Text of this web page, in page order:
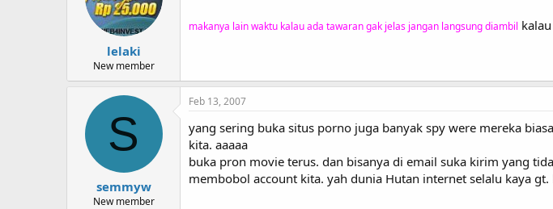
lelaki
New member
makanya lain waktu kalau ada tawaran gak jelas jangan langsung diambil
S
semmyw
New member
Feb 13, 2007
yang sering buka situs porno juga banyak spy were mereka
kita. aaaaa
buka pron movie terus. dan bisanya di email suka kirim yang
membobol account kita. yah dunia Hutan internet selalu kaya